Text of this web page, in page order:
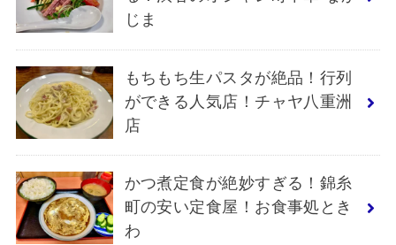
じま
もちもち生パスタが絶品！行列
ができる人気店！チャヤ八重洲
店
かつ煮定食が絶妙すぎる！錦糸
町の安い定食屋！お食事処とき
わ